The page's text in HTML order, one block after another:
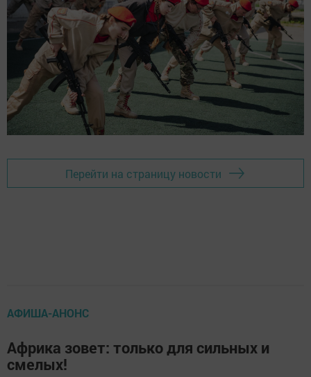
Перейти на страницу новости
АФИША-АНОНС
Африка зовет: только для сильных и
смелых!